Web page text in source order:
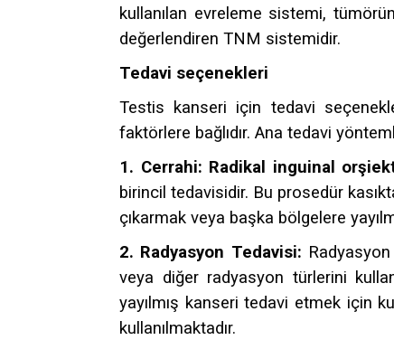
kullanılan evreleme sistemi,
değerlendiren TNM sistemidir.
Tedavi seçenekleri
Testis kanseri için tedavi
faktörlere bağlıdır. Ana tedavi
1. Cerrahi: Radikal inguinal
birincil tedavisidir. Bu prosedür
çıkarmak veya başka bölgelere
2. Radyasyon Tedavisi:
veya diğer radyasyon türlerini
yayılmış kanseri tedavi etmek için
kullanılmaktadır.